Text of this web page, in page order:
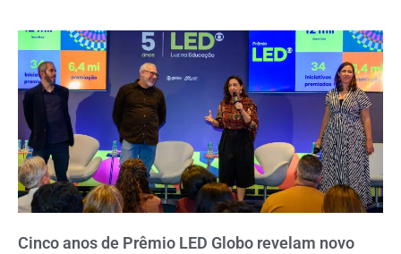
Cinco anos de Prêmio LED Globo revelam novo